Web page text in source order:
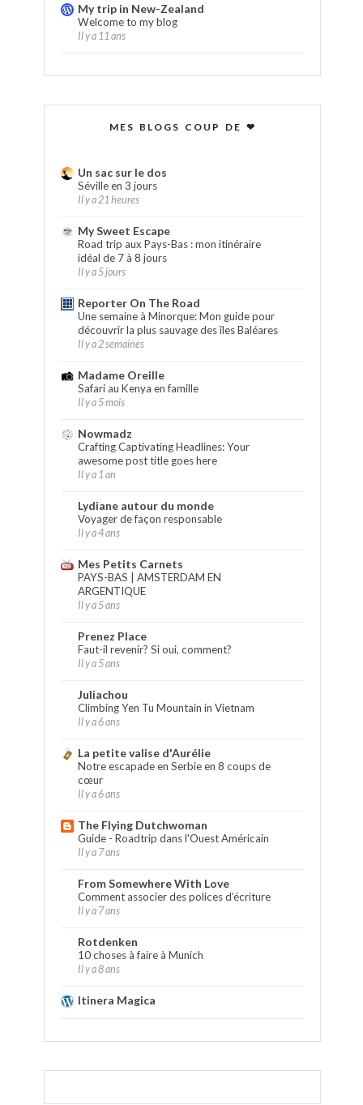
My trip in New-Zealand
Welcome to my blog
Il y a 11 ans
MES BLOGS COUP DE ❤
Un sac sur le dos
Séville en 3 jours
Il y a 21 heures
My Sweet Escape
Road trip aux Pays-Bas : mon itinéraire
idéal de 7 à 8 jours
Il y a 5 jours
Reporter On The Road
Une semaine à Minorque: Mon guide pour
découvrir la plus sauvage des îles Baléares
Il y a 2 semaines
Madame Oreille
Safari au Kenya en famille
Il y a 5 mois
Nowmadz
Crafting Captivating Headlines: Your
awesome post title goes here
Il y a 1 an
Lydiane autour du monde
Voyager de façon responsable
Il y a 4 ans
Mes Petits Carnets
PAYS-BAS | AMSTERDAM EN
ARGENTIQUE
Il y a 5 ans
Prenez Place
Faut-il revenir? Si oui, comment?
Il y a 5 ans
Juliachou
Climbing Yen Tu Mountain in Vietnam
Il y a 6 ans
La petite valise d'Aurélie
Notre escapade en Serbie en 8 coups de
cœur
Il y a 6 ans
The Flying Dutchwoman
Guide - Roadtrip dans l'Ouest Américain
Il y a 7 ans
From Somewhere With Love
Comment associer des polices d’écriture
Il y a 7 ans
Rotdenken
10 choses à faire à Munich
Il y a 8 ans
Itinera Magica